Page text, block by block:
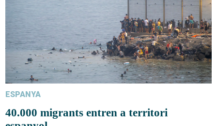
ESPANYA
40.000 migrants entren a territori